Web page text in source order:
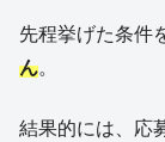
先程挙げた条件
ん。
結果的には、応